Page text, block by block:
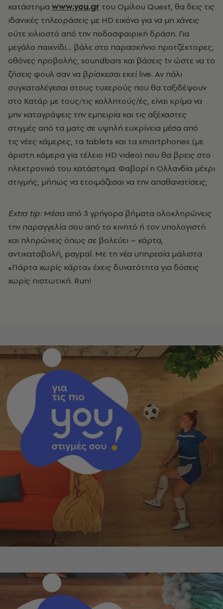
κατάστημα www.you.gr του Ομίλου Quest, θα δεις τις
ιδανικές τηλεοράσεις με HD εικόνα για να μη χάνεις
ούτε χιλιοστό από την ποδοσφαιρική δράση. Για
μεγάλο παιχνίδι… βάλε στο παρασκήνιο προτζέκτορες,
οθόνες προβολής, soundbars και βάσεις tv ώστε να το
ζήσεις φουλ σαν να βρίσκεσαι εκεί live. Αν πάλι
συγκαταλέγεσαι στους τυχερούς που θα ταξιδέψουν
στο Κατάρ με τους/τις κολλητούς/ές, είναι κρίμα να
μην καταγράψεις την εμπειρία και τις αξέχαστες
στιγμές από τα ματς σε υψηλή ευκρίνεια μέσα από
τις νέες κάμερες, τα tablets και τα smartphones (με
άριστη κάμερα για τέλειο HD video) που θα βρεις στο
ηλεκτρονικό του κατάστημα. Φαβορί η Ολλανδία μέχρι
στιγμής, μήπως να ετοιμάζεσαι να την απαθανατίσεις;
Extra tip: Mέσα από 3 γρήγορα βήματα ολοκληρώνεις
την παραγγελία σου από το κινητό ή τον υπολογιστή
και πληρώνεις όπως σε βολεύει – κάρτα,
αντικαταβολή, paypal. Με τη νέα υπηρεσία μάλιστα
«Πάρτα χωρίς κάρτα» έχεις δυνατότητα για δόσεις
χωρίς πιστωτική. Run!